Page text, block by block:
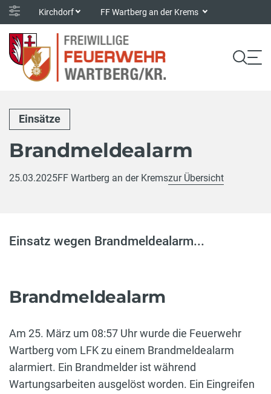
Kirchdorf FF Wartberg an der Krems
Einsätze
Brandmeldealarm
25.03.2025FF Wartberg an der Kremszur Übersicht
Einsatz wegen Brandmeldealarm...
Brandmeldealarm
Am 25. März um 08:57 Uhr wurde die Feuerwehr
Wartberg vom LFK zu einem Brandmeldealarm
alarmiert. Ein Brandmelder ist während
Wartungsarbeiten ausgelöst worden. Ein Eingreifen